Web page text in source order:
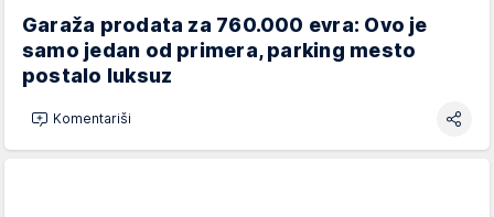
Garaža prodata za 760.000 evra: Ovo je
samo jedan od primera, parking mesto
postalo luksuz
Komentariši